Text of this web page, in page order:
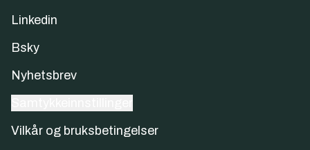
Linkedin
Bsky
Nyhetsbrev
Vilkår og bruksbetingelser